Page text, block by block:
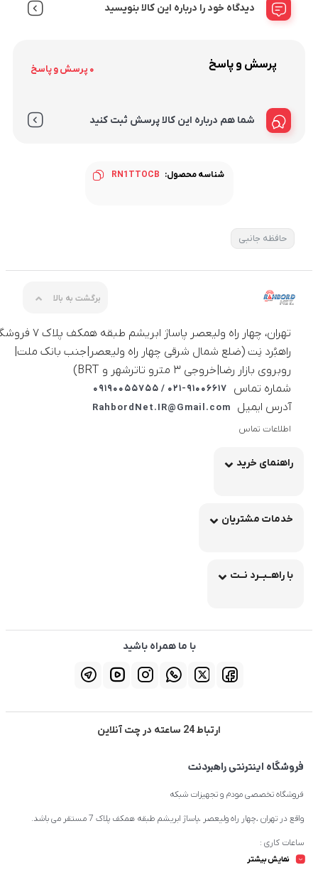
دیدگاه خود را درباره این کالا بنویسید
پرسش و پاسخ 0 پرسش و پاسخ
شما هم درباره این کالا پرسش ثبت کنید
شناسه محصول: RN1TTOCB
حافظه جانبی
برگشت به بالا
تهران، چهار راه ولیعصر پاساژ ابریشم طبقه
راهبُرد نِت (ضلع شمال شرقی چهار راه ولیعصر|جنب بانک ملت|
روبروی بازار رضا|خروجی ۳ مترو تاترشهر و BRT)‎‎
شماره تماس
021-91006617 / 09190055755
آدرس ایمیل
RahbordNet.IR@Gmail.com
اطلاعات تماس
راهنمای خرید
خدمات مشتریان
با راهــبــرد نــت
با ما همراه باشید
ارتباط 24 ساعته در چت آنلاین
فروشگاه اینترنتی راهبردنت
فروشگاه تخصصی مودم و تجهیزات شبکه
واقع در تهران ،چهار راه ولیعصر ،پاساژ ابریشم طبقه همکف پلاک 7 مستقر می باشد.
ساعات کاری :
شنبه تا چهارشنبه از ساعت 9.30 تا 20
نمایش بیشتر